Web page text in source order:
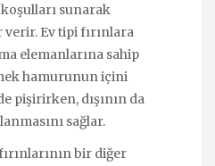
sunarak
Ev tipi fırınlara
elemanlarına sahip
hamurunun içini
pişirirken, dışının da
sağlar.
bir diğer